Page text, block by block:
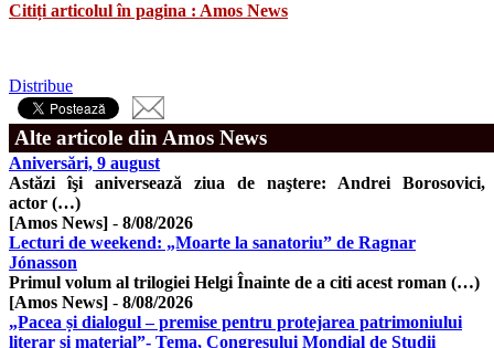
Citiți articolul în pagina : Amos News
Distribue
Alte articole din Amos News
Aniversări, 9 august
Astăzi îşi aniversează ziua de naştere: Andrei Borosovici,
actor (…)
[Amos News] - 8/08/2026
Lecturi de weekend: „Moarte la sanatoriu” de Ragnar
Jónasson
Primul volum al trilogiei Helgi Înainte de a citi acest roman (…)
[Amos News] - 8/08/2026
„Pacea și dialogul – premise pentru protejarea patrimoniului
literar și material”- Tema, Congresului Mondial de Studii